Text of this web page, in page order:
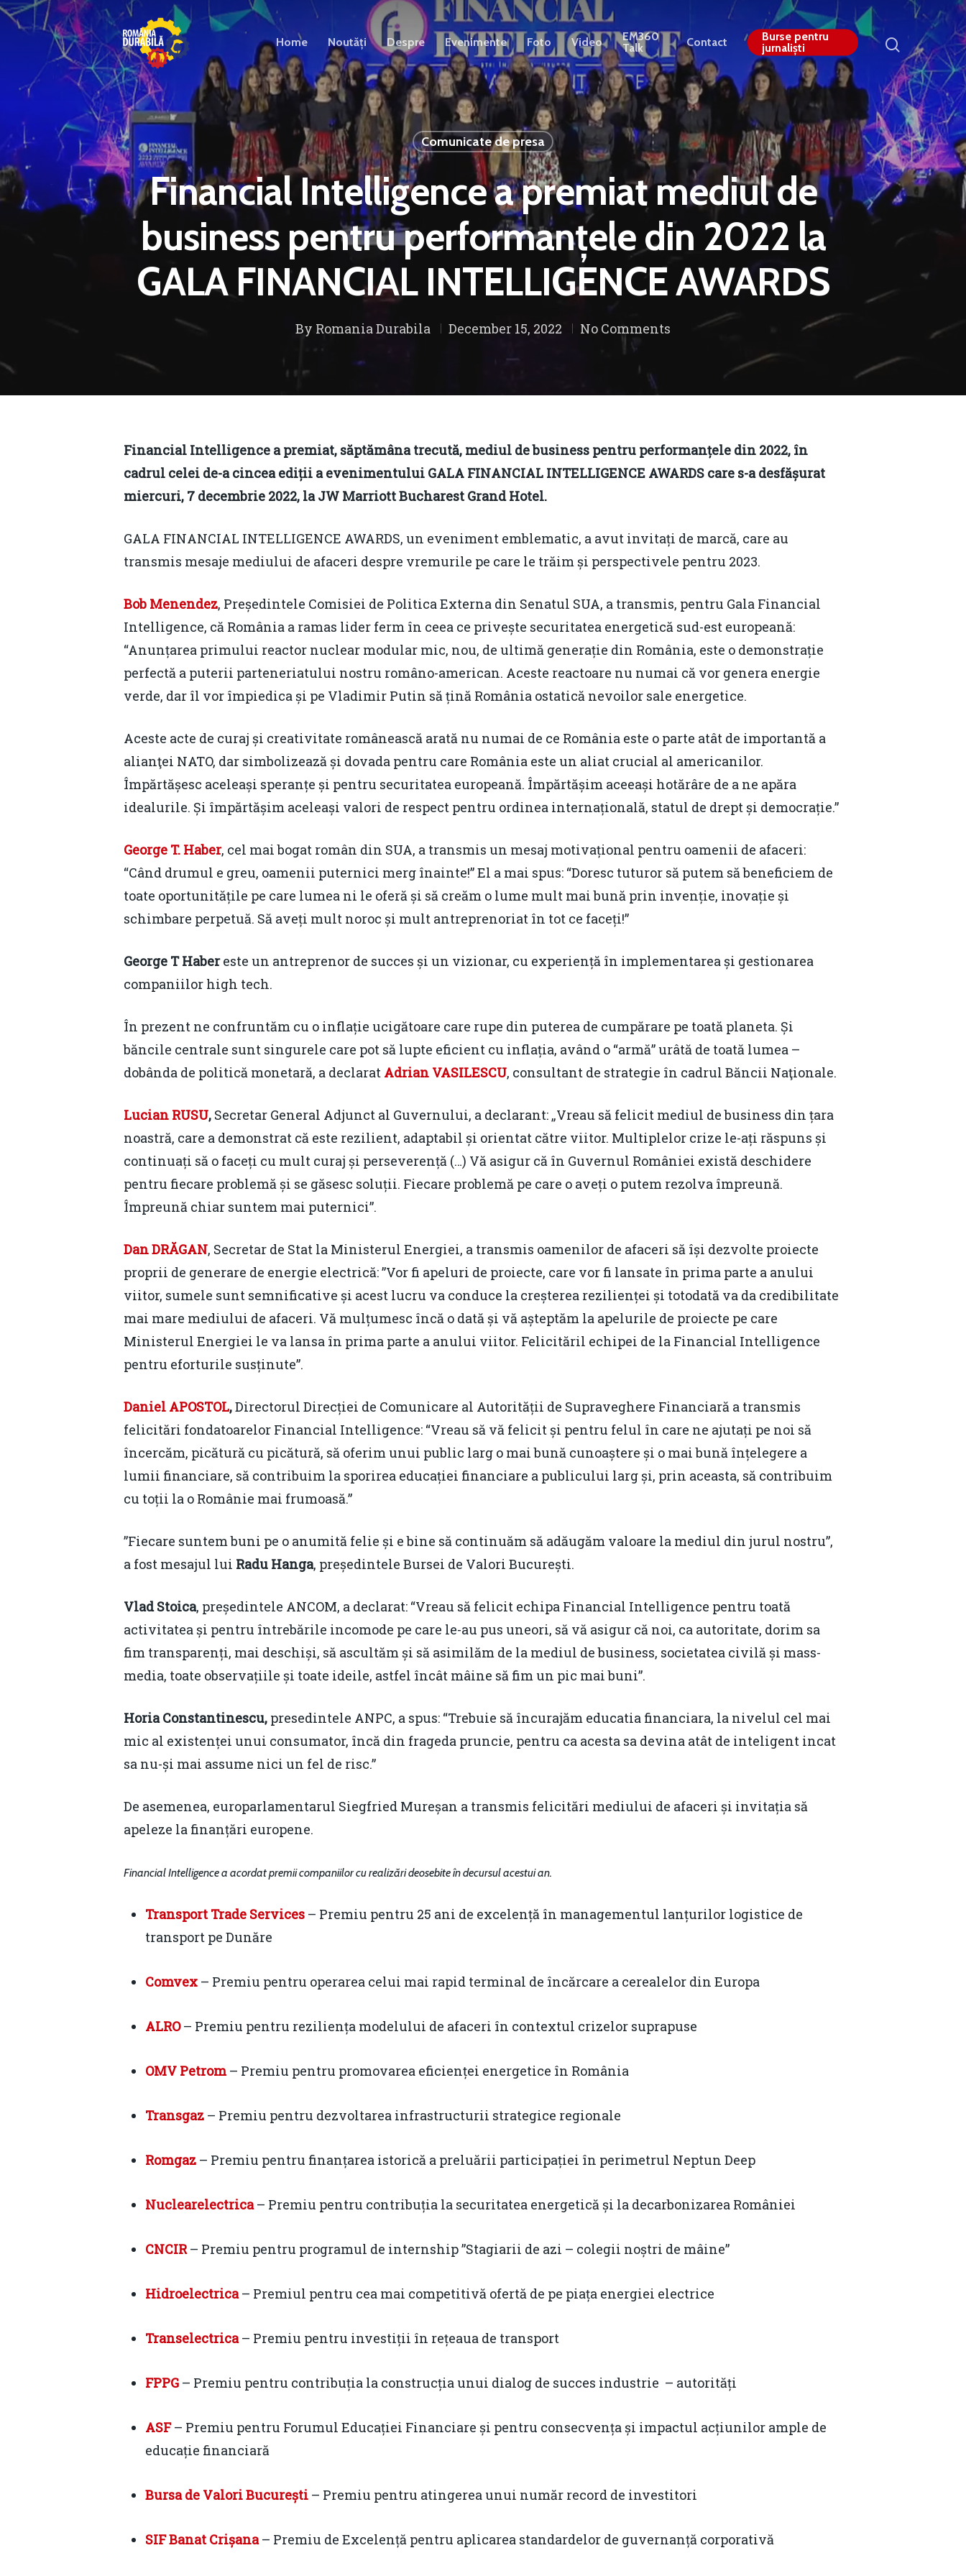
Home Noutăți Despre Evenimente Foto Video
EM360
Talk
Contact
Burse pentru
jurnaliști
Comunicate de presa
Financial Intelligence a premiat mediul de
business pentru performanțele din 2022 la
GALA FINANCIAL INTELLIGENCE AWARDS
By Romania Durabila December 15, 2022 No Comments
Financial Intelligence a premiat, săptămâna trecută, mediul de business pentru performanțele din 2022, în
cadrul celei de-a cincea ediții a evenimentului GALA FINANCIAL INTELLIGENCE AWARDS care s-a desfășurat
miercuri, 7 decembrie 2022, la JW Marriott Bucharest Grand Hotel.
GALA FINANCIAL INTELLIGENCE AWARDS, un eveniment emblematic, a avut invitați de marcă, care au
transmis mesaje mediului de afaceri despre vremurile pe care le trăim și perspectivele pentru 2023.
Bob Menendez, Președintele Comisiei de Politica Externa din Senatul SUA, a transmis, pentru Gala Financial
Intelligence, că România a ramas lider ferm în ceea ce privește securitatea energetică sud-est europeană:
“Anunțarea primului reactor nuclear modular mic, nou, de ultimă generație din România, este o demonstrație
perfectă a puterii parteneriatului nostru româno-american. Aceste reactoare nu numai că vor genera energie
verde, dar îl vor împiedica și pe Vladimir Putin să țină România ostatică nevoilor sale energetice.
Aceste acte de curaj și creativitate românească arată nu numai de ce România este o parte atât de importantă a
alianţei NATO, dar simbolizează și dovada pentru care România este un aliat crucial al americanilor.
Împărtășesc aceleași speranțe și pentru securitatea europeană. Împărtășim aceeași hotărâre de a ne apăra
idealurile. Și împărtășim aceleași valori de respect pentru ordinea internațională, statul de drept și democrație.”
George T. Haber, cel mai bogat român din SUA, a transmis un mesaj motivațional pentru oamenii de afaceri:
“Când drumul e greu, oamenii puternici merg înainte!” El a mai spus: “Doresc tuturor să putem să beneficiem de
toate oportunitățile pe care lumea ni le oferă și să creăm o lume mult mai bună prin invenție, inovație și
schimbare perpetuă. Să aveți mult noroc și mult antreprenoriat în tot ce faceți!”
George T Habereste un antreprenor de succes și un vizionar, cu experiență în implementarea și gestionarea
companiilor high tech.
În prezent ne confruntăm cu o inflație ucigătoare care rupe din puterea de cumpărare pe toată planeta. Și
băncile centrale sunt singurele care pot să lupte eficient cu inflația, având o “armă” urâtă de toată lumea –
dobânda de politică monetară, a declarat Adrian VASILESCU, consultant de strategie în cadrul Băncii Naţionale.
Lucian RUSU, Secretar General Adjunct al Guvernului, a declarant: „Vreau să felicit mediul de business din țara
noastră, care a demonstrat că este rezilient, adaptabil și orientat către viitor. Multiplelor crize le-ați răspuns și
continuați să o faceți cu mult curaj și perseverență (…) Vă asigur că în Guvernul României există deschidere
pentru fiecare problemă și se găsesc soluții. Fiecare problemă pe care o aveți o putem rezolva împreună.
Împreună chiar suntem mai puternici”.
Dan DRĂGAN, Secretar de Stat la Ministerul Energiei, a transmis oamenilor de afaceri să își dezvolte proiecte
proprii de generare de energie electrică: ”Vor fi apeluri de proiecte, care vor fi lansate în prima parte a anului
viitor, sumele sunt semnificative și acest lucru va conduce la creșterea rezilienței și totodată va da credibilitate
mai mare mediului de afaceri. Vă mulțumesc încă o dată și vă așteptăm la apelurile de proiecte pe care
Ministerul Energiei le va lansa în prima parte a anului viitor. Felicităril echipei de la Financial Intelligence
pentru eforturile susținute”.
Daniel APOSTOL,Directorul Direcției de Comunicare al Autorității de Supraveghere Financiară a transmis
felicitări fondatoarelor Financial Intelligence: “Vreau să vă felicit și pentru felul în care ne ajutați pe noi să
încercăm, picătură cu picătură, să oferim unui public larg o mai bună cunoaștere și o mai bună înțelegere a
lumii financiare, să contribuim la sporirea educației financiare a publicului larg și, prin aceasta, să contribuim
cu toții la o Românie mai frumoasă.”
”Fiecare suntem buni pe o anumită felie și e bine să continuăm să adăugăm valoare la mediul din jurul nostru”,
a fost mesajul lui Radu Hanga, președintele Bursei de Valori București.
Vlad Stoica, președintele ANCOM, a declarat: “Vreau să felicit echipa Financial Intelligence pentru toată
activitatea și pentru întrebările incomode pe care le-au pus uneori, să vă asigur că noi, ca autoritate, dorim sa
fim transparenți, mai deschiși, să ascultăm și să asimilăm de la mediul de business, societatea civilă și mass-
media, toate observațiile și toate ideile, astfel încât mâine să fim un pic mai buni”.
Horia Constantinescu, presedintele ANPC, a spus: “Trebuie să încurajăm educatia financiara, la nivelul cel mai
mic al existenței unui consumator, încă din frageda pruncie, pentru ca acesta sa devina atât de inteligent incat
sa nu-și mai assume nici un fel de risc.”
De asemenea, europarlamentarul Siegfried Mureșan a transmis felicitări mediului de afaceri și invitația să
apeleze la finanțări europene.
Financial Intelligence a acordat premii companiilor cu realizări deosebite în decursul acestui an.
Transport Trade Services – Premiu pentru 25 ani de excelență în managementul lanțurilor logistice de
transport pe Dunăre
Comvex – Premiu pentru operarea celui mai rapid terminal de încărcare a cerealelor din Europa
ALRO– Premiu pentru reziliența modelului de afaceri în contextul crizelor suprapuse
OMV Petrom – Premiu pentru promovarea eficienței energetice în România
Transgaz – Premiu pentru dezvoltarea infrastructurii strategice regionale
Romgaz – Premiu pentru finanțarea istorică a preluării participației în perimetrul Neptun Deep
Nuclearelectrica– Premiu pentru contribuția la securitatea energetică și la decarbonizarea României
CNCIR– Premiu pentru programul de internship ”Stagiarii de azi – colegii noștri de mâine”
Hidroelectrica– Premiul pentru cea mai competitivă ofertă de pe piața energiei electrice
Transelectrica– Premiu pentru investiții în rețeaua de transport
FPPG – Premiu pentru contribuția la construcția unui dialog de succes industrie – autorități
ASF– Premiu pentru Forumul Educației Financiare și pentru consecvența și impactul acțiunilor ample de
educație financiară
Bursa de Valori București – Premiu pentru atingerea unui număr record de investitori
SIF Banat Crișana– Premiu de Excelență pentru aplicarea standardelor de guvernanță corporativă
Contact
Email: